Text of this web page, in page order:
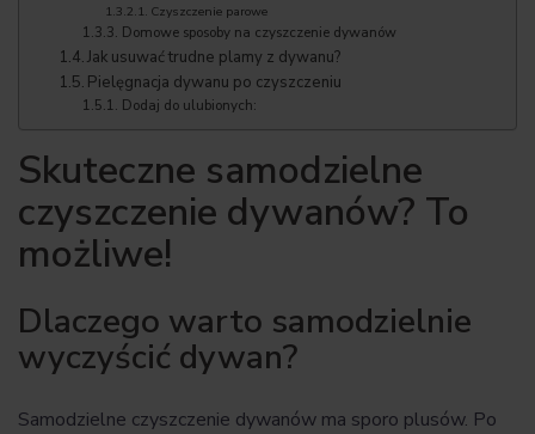
Czyszczenie parowe
Domowe sposoby na czyszczenie dywanów
Jak usuwać trudne plamy z dywanu?
Pielęgnacja dywanu po czyszczeniu
Dodaj do ulubionych:
Skuteczne samodzielne
czyszczenie dywanów? To
możliwe!
Dlaczego warto samodzielnie
wyczyścić dywan?
Samodzielne czyszczenie dywanów ma sporo plusów. Po